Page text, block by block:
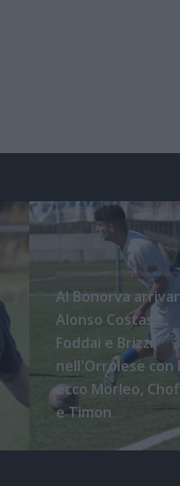
Al Bonorva
Alonso Costas,
Foddai e Brizzi,
nell'Orrolese con
ecco Morleo,
e Timon